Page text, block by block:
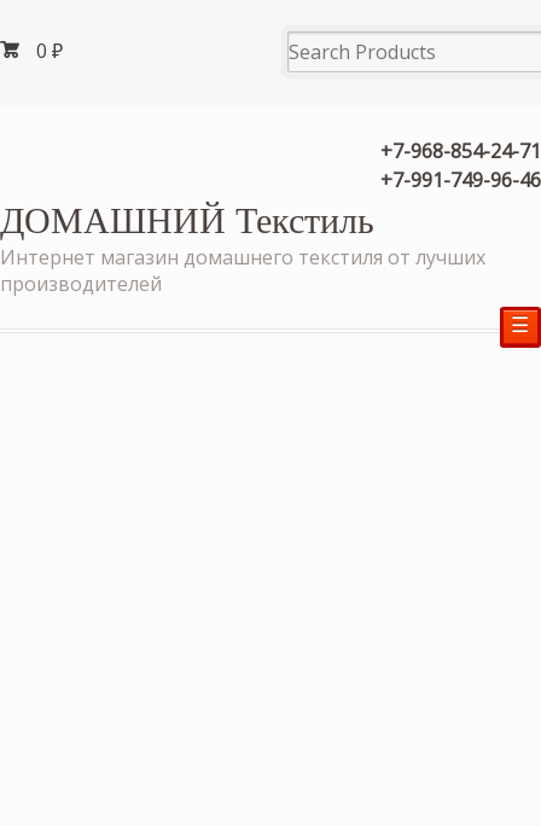
0 ₽
+7-968-854-24-71
+7-991-749-96-46
ДОМАШНИЙ Текстиль
Интернет магазин домашнего текстиля от лучших
производителей
☰